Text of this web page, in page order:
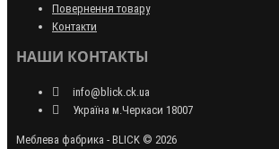
Повернення товару
Контакти
НАШИ КОНТАКТЫ
info@blick.ck.ua
Україна м.Черкаси 18007
Меблева фабрика - BLICK © 2026